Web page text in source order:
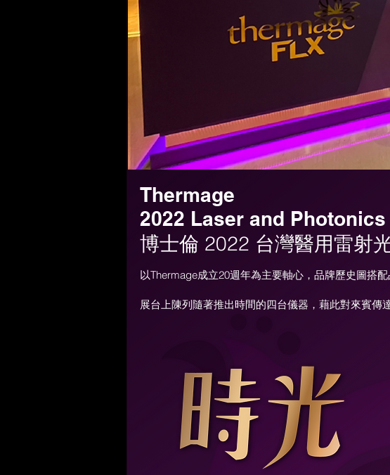
Thermage
2022 Laser and
博士倫 2022 台灣醫用雷射
以Thermage成立20週年為主要軸心，品牌歷史圖搭
展台上陳列隨著推出時間的四台儀器，藉此對來賓傳